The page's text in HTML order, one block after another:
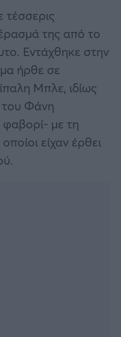
της από το
Εντάχθηκε στην
ήρθε σε
Μπλε, ιδίως
του Φάνη
με τη
είχαν έρθει